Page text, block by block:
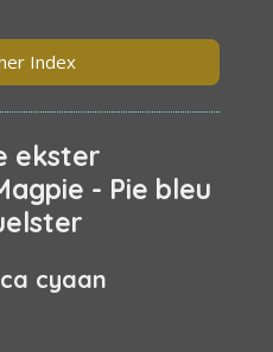
Index
ekster
- Pie bleu
cyaan